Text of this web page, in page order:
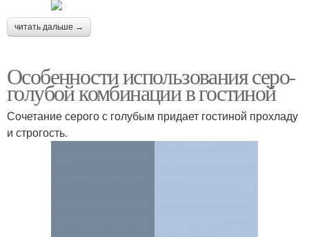
читать дальше →
Особенности использования серо-
голубой комбинации в гостиной
Сочетание серого с голубым придает гостиной прохладу
и строгость.